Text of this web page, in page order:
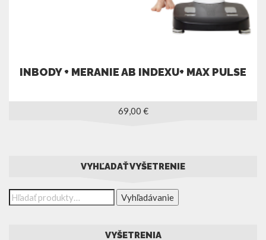
INBODY + MERANIE AB INDEXU+ MAX PULSE
69,00 €
VYHĽADAŤ VYŠETRENIE
Vyhľadávanie
VYŠETRENIA